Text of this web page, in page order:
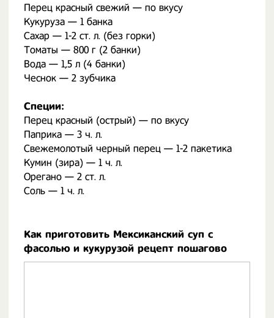
Перец красный свежий — по вкусу
Кукуруза — 1 банка
Сахар — 1-2 ст. л. (без горки)
Томаты — 800 г (2 банки)
Вода — 1,5 л (4 банки)
Чеснок — 2 зубчика
Специи:
Перец красный (острый) — по вкусу
Паприка — 3 ч. л.
Свежемолотый черный перец — 1-2 пакетика
Кумин (зира) — 1 ч. л.
Орегано — 2 ст. л.
Соль — 1 ч. л.
Как приготовить Мексиканский суп с
фасолью и кукурузой рецепт пошагово